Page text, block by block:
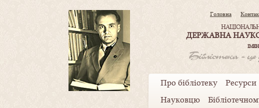
Головна
ДЕРЖАВНА
Про бібліотеку Ресурси
Науковцю